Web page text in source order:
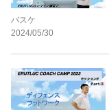
バスケ
2024/05/30